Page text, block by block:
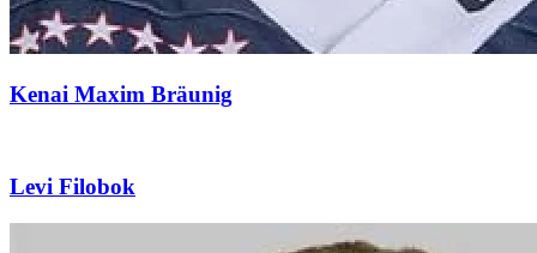
Kenai Maxim Bräunig
Levi Filobok